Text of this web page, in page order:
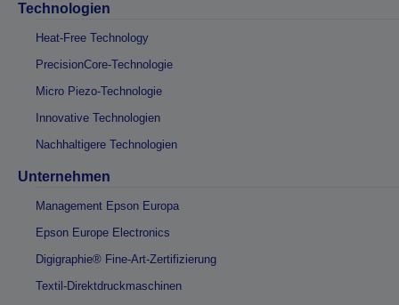
Technologien
Heat-Free Technology
PrecisionCore-Technologie
Micro Piezo-Technologie
Innovative Technologien
Nachhaltigere Technologien
Unternehmen
Management Epson Europa
Epson Europe Electronics
Digigraphie® Fine-Art-Zertifizierung
Textil-Direktdruckmaschinen